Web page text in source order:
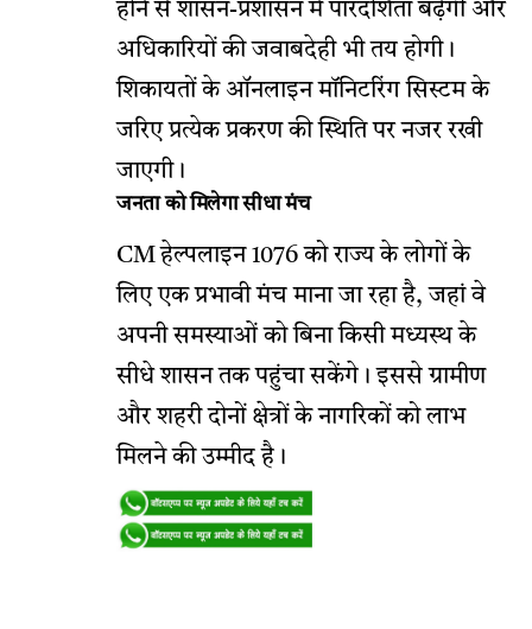
होने से शासन-प्रशासन में पारदर्शिता बढ़ेगी और
अधिकारियों की जवाबदेही भी तय होगी।
शिकायतों के ऑनलाइन मॉनिटरिंग सिस्टम के
जरिए प्रत्येक प्रकरण की स्थिति पर नजर रखी
जाएगी।
जनता को मिलेगा सीधा मंच
CM हेल्पलाइन 1076 को राज्य के लोगों के
लिए एक प्रभावी मंच माना जा रहा है, जहां वे
अपनी समस्याओं को बिना किसी मध्यस्थ के
सीधे शासन तक पहुंचा सकेंगे। इससे ग्रामीण
और शहरी दोनों क्षेत्रों के नागरिकों को लाभ
मिलने की उम्मीद है।